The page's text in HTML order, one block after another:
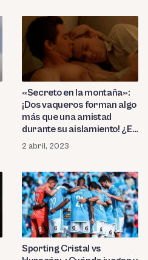
«Secreto en la montaña»:
¡Dos vaqueros forman algo
más que una amistad
durante su aislamiento! ¿En
cuáles plataformas puedes
disfrutar la cinta de
2 abril, 2023
Sporting Cristal vs